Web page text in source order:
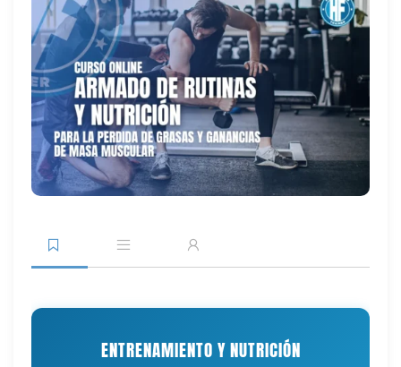
ENTRENAMIENTO Y NUTRICIÓN